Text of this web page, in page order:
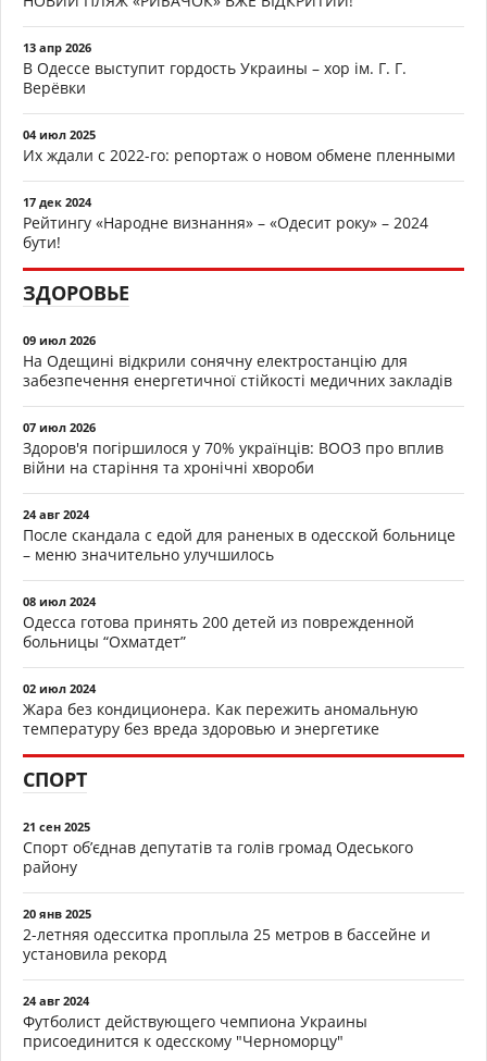
13 апр 2026
В Одессе выступит гордость Украины – хор ім. Г. Г.
Верёвки
04 июл 2025
Их ждали с 2022-го: репортаж о новом обмене пленными
17 дек 2024
Рейтингу «Народне визнання» – «Одесит року» – 2024
бути!
ЗДОРОВЬЕ
09 июл 2026
На Одещині відкрили сонячну електростанцію для
забезпечення енергетичної стійкості медичних закладів
07 июл 2026
Здоров'я погіршилося у 70% українців: ВООЗ про вплив
війни на старіння та хронічні хвороби
24 авг 2024
После скандала с едой для раненых в одесской больнице
– меню значительно улучшилось
08 июл 2024
Одесса готова принять 200 детей из поврежденной
больницы “Охматдет”
02 июл 2024
Жара без кондиционера. Как пережить аномальную
температуру без вреда здоровью и энергетике
СПОРТ
21 сен 2025
Спорт об’єднав депутатів та голів громад Одеського
району
20 янв 2025
2-летняя одесситка проплыла 25 метров в бассейне и
установила рекорд
24 авг 2024
Футболист действующего чемпиона Украины
присоединится к одесскому "Черноморцу"